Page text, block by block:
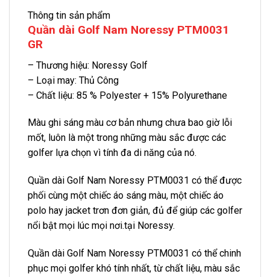
Thông tin sản phẩm
Quần dài Golf Nam Noressy PTM0031
GR
– Thương hiệu: Noressy Golf
– Loại may: Thủ Công
– Chất liệu: 85 % Polyester + 15% Polyurethane
Màu ghi sáng màu cơ bản nhưng chưa bao giờ lỗi
mốt, luôn là một trong những màu sắc được các
golfer lựa chọn vì tính đa di năng của nó.
Quần dài Golf Nam Noressy PTM0031 có thể được
phối cùng một chiếc áo sáng màu, một chiếc áo
polo hay jacket trơn đơn giản, đủ để giúp các golfer
nổi bật mọi lúc mọi nơi.tại Noressy.
Quần dài Golf Nam Noressy PTM0031 có thể chinh
phục mọi golfer khó tính nhất, từ chất liệu, màu sắc